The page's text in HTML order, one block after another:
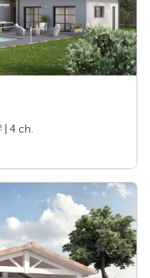
| 4 ch.